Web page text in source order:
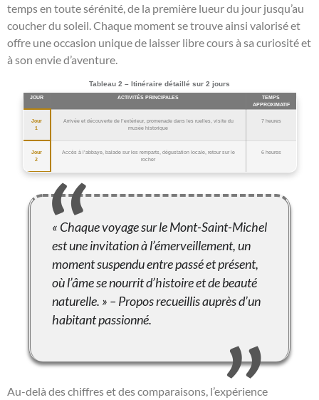
temps en toute sérénité, de la première lueur du jour jusqu’au
coucher du soleil. Chaque moment se trouve ainsi valorisé et
offre une occasion unique de laisser libre cours à sa curiosité et
à son envie d’aventure.
Tableau 2 – Itinéraire détaillé sur 2 jours
JOUR ACTIVITÉS PRINCIPALES
TEMPS
APPROXIMATIF
Jour
1
Arrivée et découverte de l’extérieur, promenade dans les ruelles, visite du
musée historique
7 heures
Jour
2
Accès à l’abbaye, balade sur les remparts, dégustation locale, retour sur le
rocher
6 heures
« Chaque voyage sur le Mont-Saint-Michel
est une invitation à l’émerveillement, un
moment suspendu entre passé et présent,
où l’âme se nourrit d’histoire et de beauté
naturelle. » – Propos recueillis auprès d’un
habitant passionné.
Au-delà des chiffres et des comparaisons, l’expérience